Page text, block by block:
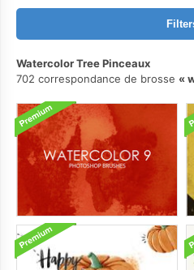
Watercolor Tree Pinceaux
702 correspondance de brosse